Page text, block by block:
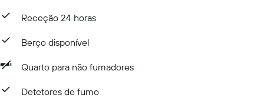
Receção 24 horas
Berço disponível
Quarto para não fumadores
Detetores de fumo